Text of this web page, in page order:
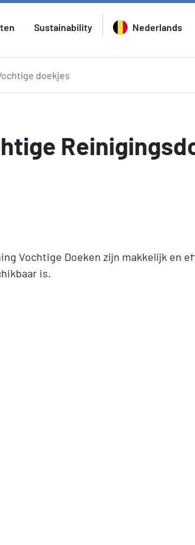
Sustainability Nederlands
doekjes
Vochtige Doeken zijn makkelijk en
is.